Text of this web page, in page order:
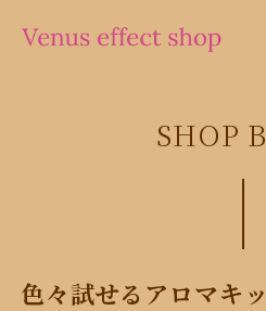
SHOP
色々試せるアロマキ